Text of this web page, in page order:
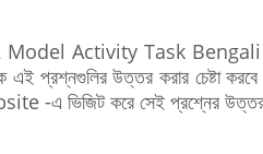
Model Activity Task
এই প্রশ্নগুলির উত্তর করার চেষ্টা
-এ ভিজিট করে সেই প্রশ্নের উত্তর